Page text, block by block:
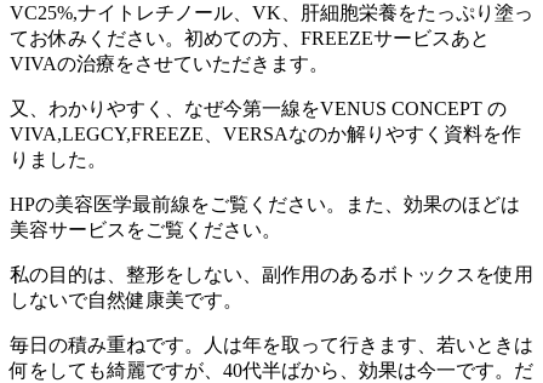
VC25%,ナイトレチノール、VK、肝細胞栄養をたっぷり塗っ
てお休みください。初めての方、FREEZEサービスあと
VIVAの治療をさせていただきます。
又、わかりやすく、なぜ今第一線をVENUS CONCEPT の
VIVA,LEGCY,FREEZE、VERSAなのか解りやすく資料を作
りました。
HPの美容医学最前線をご覧ください。また、効果のほどは
美容サービスをご覧ください。
私の目的は、整形をしない、副作用のあるボトックスを使用
しないで自然健康美です。
毎日の積み重ねです。人は年を取って行きます、若いときは
何をしても綺麗ですが、40代半ばから、効果は今一です。だ